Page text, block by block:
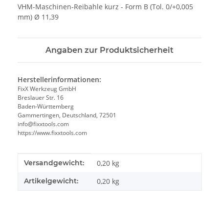
VHM-Maschinen-Reibahle kurz - Form B (Tol. 0/+0,005
mm) Ø 11,39
Angaben zur Produktsicherheit
Herstellerinformationen:
FixX Werkzeug GmbH
Breslauer Str. 16
Baden-Württemberg
Gammertingen, Deutschland, 72501
info@fixxtools.com
https://www.fixxtools.com
Produkteigenschaft
Wert
Versandgewicht: 0,20 kg
Artikelgewicht: 0,20 kg